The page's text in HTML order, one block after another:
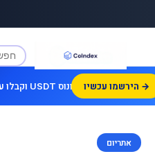
הירשמו עכשיו →
אתריום